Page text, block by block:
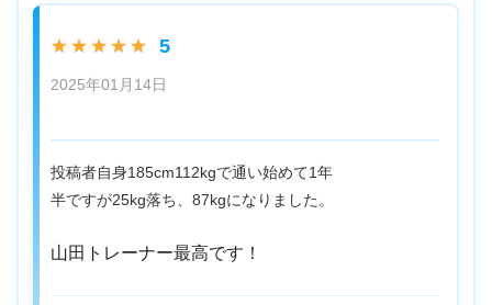
★★★★★ 5
2025年01月14日
投稿者自身185cm112kgで通い始めて1年
半ですが25kg落ち、87kgになりました。
山田トレーナー最高です！